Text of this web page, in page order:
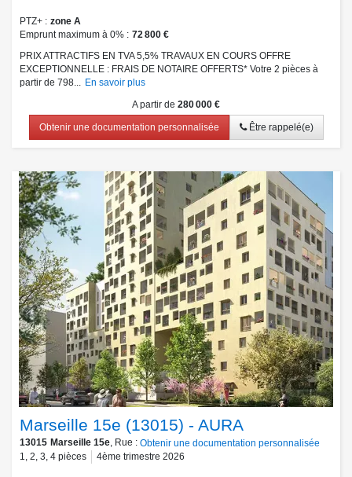
PTZ+
zone A
Emprunt maximum à 0%
72 800 €
PRIX ATTRACTIFS EN TVA 5,5% TRAVAUX EN COURS OFFRE
EXCEPTIONNELLE : FRAIS DE NOTAIRE OFFERTS* Votre 2 pièces à
partir de 798...
En savoir plus
A partir de 280 000 €
Obtenir une documentation personnalisée Être rappelé(e)
Marseille 15e (13015) - AURA
13015 Marseille 15e , Rue : Obtenir une documentation personnalisée
1
2 3 4 pièces 4ème trimestre 2026